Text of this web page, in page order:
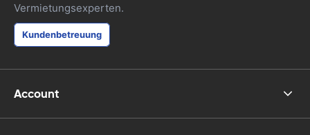
Vermietungsexperten.
Kundenbetreuung
Account